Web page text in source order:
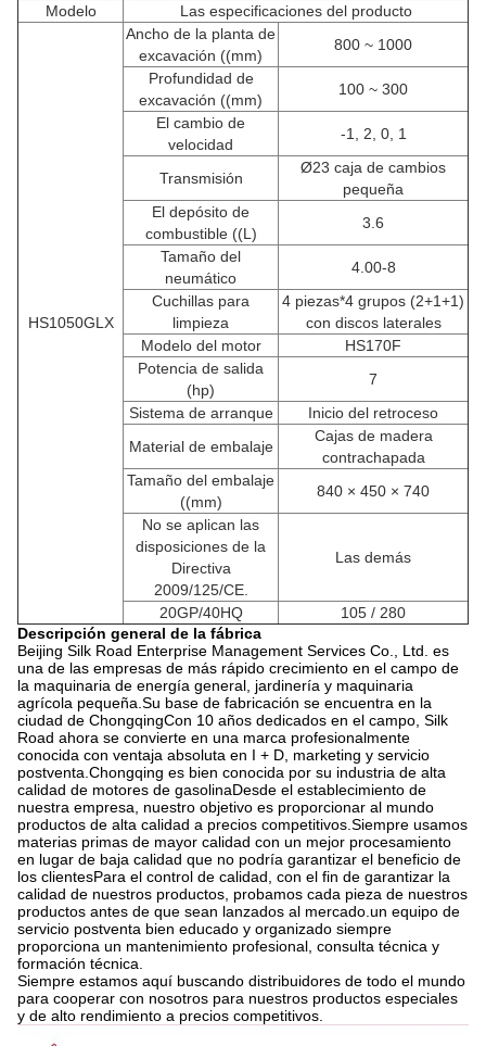
Modelo
Las especificaciones del producto
HS1050GLX
Ancho de la planta de
excavación ((mm)
800 ~ 1000
Profundidad de
excavación ((mm)
100 ~ 300
El cambio de
velocidad
-1, 2, 0, 1
Transmisión
Ø23 caja de cambios
pequeña
El depósito de
combustible ((L)
3.6
Tamaño del
neumático
4.00-8
Cuchillas para
limpieza
4 piezas*4 grupos (2+1+1)
con discos laterales
Modelo del motor
HS170F
Potencia de salida
(hp)
7
Sistema de arranque
Inicio del retroceso
Material de embalaje
Cajas de madera
contrachapada
Tamaño del embalaje
((mm)
840 × 450 × 740
No se aplican las
disposiciones de la
Directiva
2009/125/CE.
Las demás
20GP/40HQ
105 / 280
Descripción general de la fábrica
Beijing Silk Road Enterprise Management Services Co., Ltd. es
una de las empresas de más rápido crecimiento en el campo de
la maquinaria de energía general, jardinería y maquinaria
agrícola pequeña.Su base de fabricación se encuentra en la
ciudad de ChongqingCon 10 años dedicados en el campo, Silk
Road ahora se convierte en una marca profesionalmente
conocida con ventaja absoluta en I + D, marketing y servicio
postventa.Chongqing es bien conocida por su industria de alta
calidad de motores de gasolinaDesde el establecimiento de
nuestra empresa, nuestro objetivo es proporcionar al mundo
productos de alta calidad a precios competitivos.Siempre usamos
materias primas de mayor calidad con un mejor procesamiento
en lugar de baja calidad que no podría garantizar el beneficio de
los clientesPara el control de calidad, con el fin de garantizar la
calidad de nuestros productos, probamos cada pieza de nuestros
productos antes de que sean lanzados al mercado.un equipo de
servicio postventa bien educado y organizado siempre
proporciona un mantenimiento profesional, consulta técnica y
formación técnica.
Siempre estamos aquí buscando distribuidores de todo el mundo
para cooperar con nosotros para nuestros productos especiales
y de alto rendimiento a precios competitivos.